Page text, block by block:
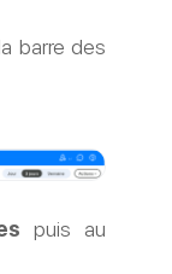
barre des
puis au